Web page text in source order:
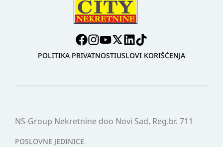
POLITIKA PRIVATNOSTIUSLOVI KORIŠĆENJA
NS-Group Nekretnine doo Novi Sad, Reg.br. 711
POSLOVNE JEDINICE